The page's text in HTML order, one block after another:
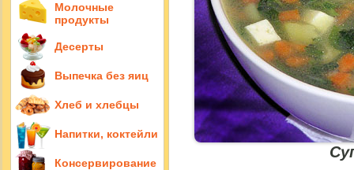
Молочные
продукты
Десерты
Выпечка без яиц
Хлеб и хлебцы
Напитки, коктейли
Консервирование